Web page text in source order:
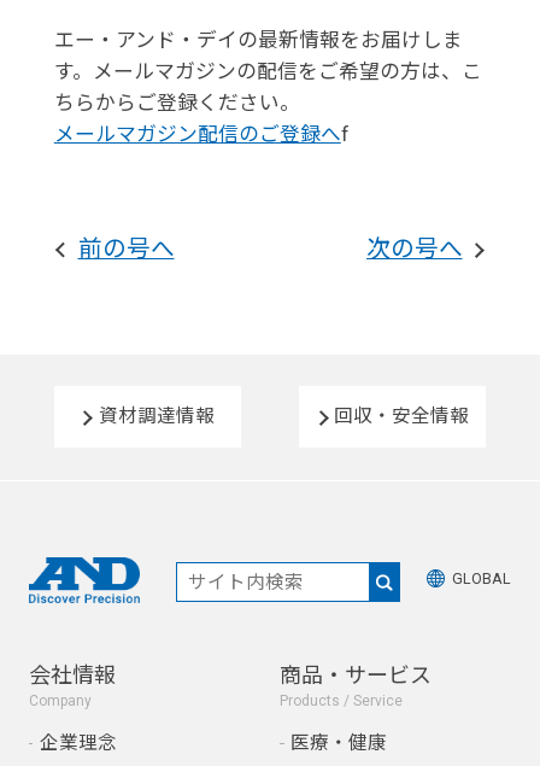
エー・アンド・デイの最新情報をお届けしま
す。メールマガジンの配信をご希望の方は、こ
ちらからご登録ください。
メールマガジン配信のご登録へf
前の号へ 次の号へ
資材調達情報 回収・安全情報
GLOBAL
会社情報
Company
企業理念
商品・サービス
Products / Service
医療・健康